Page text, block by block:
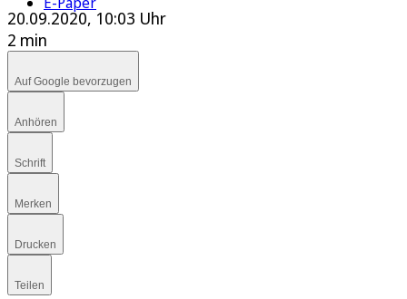
20.09.2020, 10:03 Uhr
2 min
Auf Google bevorzugen
Anhören
Schrift
Merken
Drucken
Teilen